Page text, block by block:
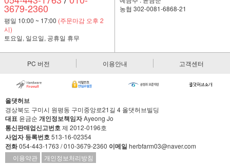
3679-2360
평일 10:00 ~ 17:00 (주문마감 오후 2
시)
토요일, 일요일, 공휴일 휴무
농협 302-0081-6868-21
PC 버전 이용안내 고객센터
올댓허브
경상북도 구미시 원평동 구미중앙로21길 4 올댓허브빌딩
대표 윤금순 개인정보책임자Ayeong Jo
통신판매업신고번호제 2012-0196호
사업자 등록번호513-16-02354
전화054-443-1763 / 010-3679-2360 이메일 herbfarm03@naver.com
이용약관
개인정보처리방침